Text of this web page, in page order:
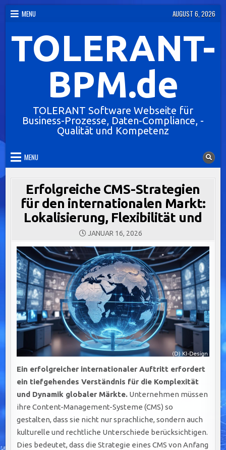
Skip
content
MENU AUGUST 6, 2026
TOLERANT-
BPM.de
TOLERANT Software Webseite für
Business-Prozesse, Daten-Compliance, -
Qualität und Kompetenz
MENU
Erfolgreiche CMS-Strategien
für den internationalen Markt:
Lokalisierung, Flexibilität und
JANUAR 16, 2026
Ein erfolgreicher internationaler Auftritt erfordert
ein tiefgehendes Verständnis für die Komplexität
und Dynamik globaler Märkte. Unternehmen müssen
ihre Content-Management-Systeme (CMS) so
gestalten, dass sie nicht nur sprachliche, sondern auch
kulturelle und rechtliche Unterschiede berücksichtigen.
Dies bedeutet, dass die Strategie eines CMS von Anfang